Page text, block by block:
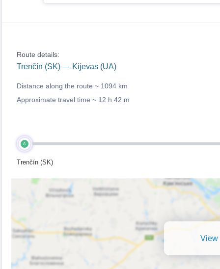
Route details:
Trenčín (SK) — Kijevas (UA)
Distance along the route ~ 1094 km
Approximate travel time ~ 12 h 42 m
A
Trenčín (SK)
View